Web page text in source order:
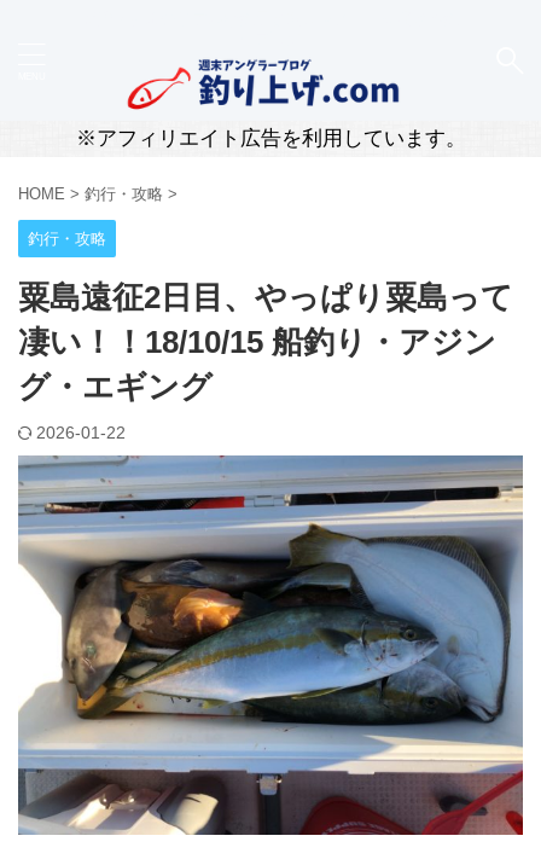
※アフィリエイト広告を利用しています。
HOME > 釣行・攻略 >
釣行・攻略
粟島遠征2日目、やっぱり粟島って
凄い！！18/10/15 船釣り・アジン
グ・エギング
2026-01-22